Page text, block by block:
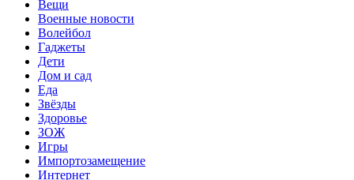
Вещи
Военные новости
Волейбол
Гаджеты
Дети
Дом и сад
Еда
Звёзды
Здоровье
ЗОЖ
Игры
Импортозамещение
Интернет